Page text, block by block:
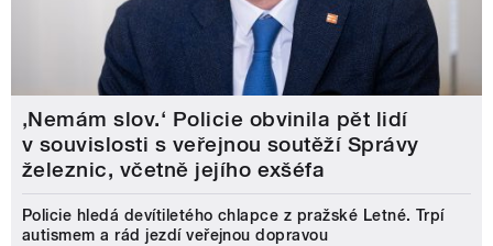
‚Nemám slov.‘ Policie obvinila pět lidí
v souvislosti s veřejnou soutěží Správy
železnic, včetně jejího exšéfa
Policie hledá devítiletého chlapce z pražské Letné. Trpí
autismem a rád jezdí veřejnou dopravou